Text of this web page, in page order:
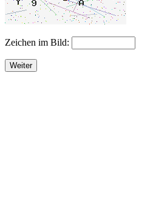
Zeichen im Bild:
Weiter